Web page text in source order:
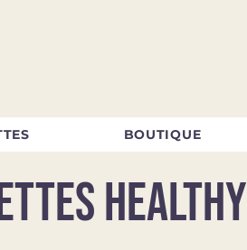
BOUTIQUE
healthy